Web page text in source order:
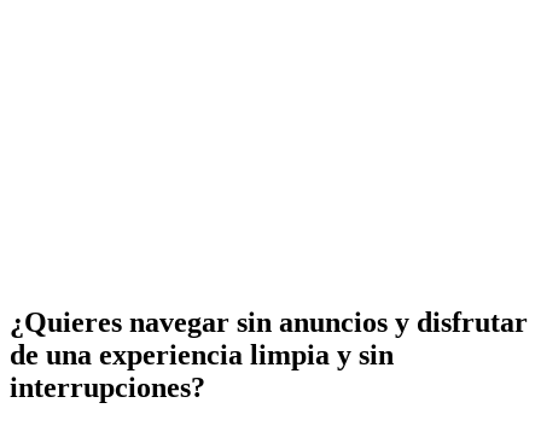
¿Quieres navegar sin anuncios y disfrutar
de una experiencia limpia y sin
interrupciones?